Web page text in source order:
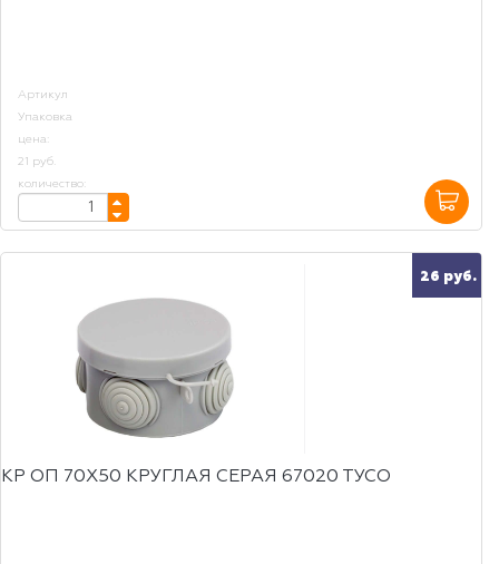
Артикул
Упаковка
цена:
21 руб.
количество:
26 руб.
КР ОП 70Х50 КРУГЛАЯ СЕРАЯ 67020 ТУСО